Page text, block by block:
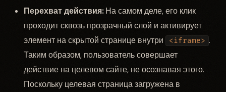
Перехват действия:На самом деле, его клик
проходит сквозь прозрачный слой и активирует
элемент на скрытой странице внутри
<iframe> .
Таким образом, пользователь совершает
действие на целевом сайте, не осознавая этого.
Поскольку целевая страница загружена в